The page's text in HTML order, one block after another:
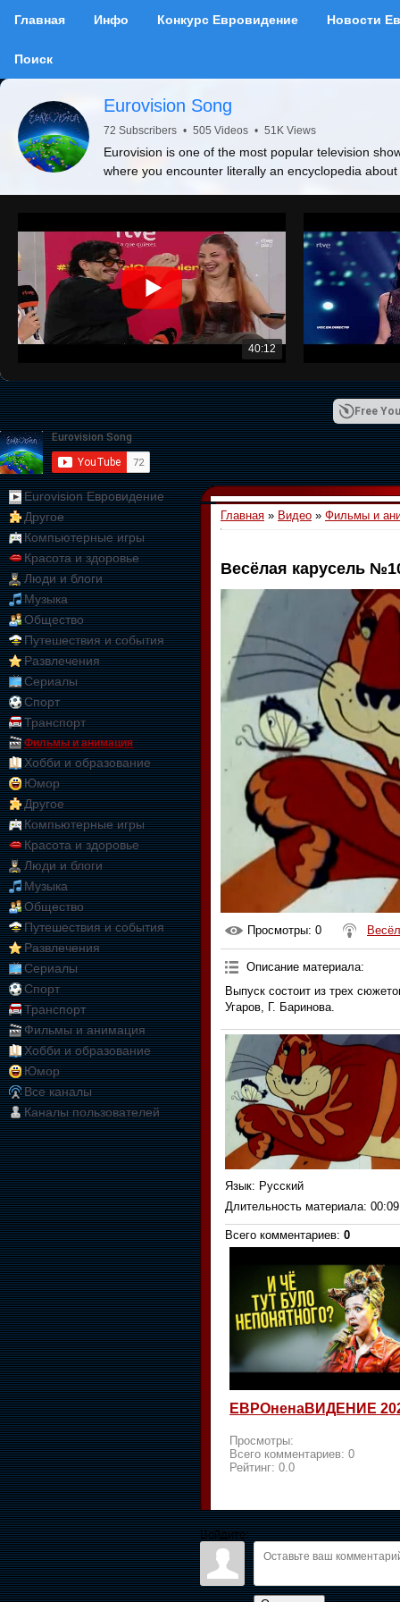
Главная Инфо Конкурс Евровидение Новости
Поиск
Eurovision Song
72 Subscribers • 505 Videos • 51K Views
Eurovision is one of the most popular television
where you encounter literally an encyclopedia
40:12
Free
Eurovision Евровидение
Другое
Компьютерные игры
Красота и здоровье
Люди и блоги
Музыка
Общество
Путешествия и события
Развлечения
Сериалы
Спорт
Транспорт
Фильмы и анимация
Хобби и образование
Юмор
Другое
Компьютерные игры
Красота и здоровье
Люди и блоги
Музыка
Общество
Путешествия и события
Развлечения
Сериалы
Спорт
Транспорт
Фильмы и анимация
Хобби и образование
Юмор
Все каналы
Каналы пользователей
Главная » Видео » Фильмы и
Весёлая карусель
Просмотры: 0
Описание материала:
Выпуск состоит из трех
Угаров, Г. Баринова.
Язык: Русский
Длительность материала:
Всего комментариев: 0
ЕВРОненаВИДЕНИЕ
Просмотры:
Всего комментариев: 0
Рейтинг: 0.0
Войдите: